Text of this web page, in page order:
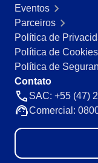
Eventos
Parceiros
Política de
Política de Cookies
Política de
Contato
SAC: +55 (47)
Comercial: